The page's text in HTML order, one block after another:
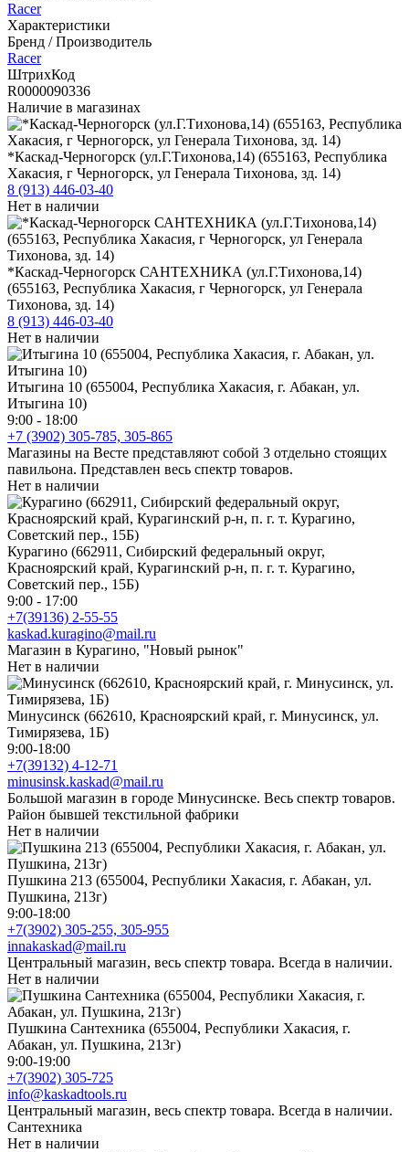
Racer
Характеристики
Бренд / Производитель
Racer
ШтрихКод
R0000090336
Наличие в магазинах
*Каскад-Черногорск (ул.Г.Тихонова,14) (655163, Республика
Хакасия, г Черногорск, ул Генерала Тихонова, зд. 14)
8 (913) 446-03-40
Нет в наличии
*Каскад-Черногорск САНТЕХНИКА (ул.Г.Тихонова,14)
(655163, Республика Хакасия, г Черногорск, ул Генерала
Тихонова, зд. 14)
8 (913) 446-03-40
Нет в наличии
Итыгина 10 (655004, Республика Хакасия, г. Абакан, ул.
Итыгина 10)
9:00 - 18:00
+7 (3902) 305-785, 305-865
Магазины на Весте представляют собой 3 отдельно стоящих
павильона. Представлен весь спектр товаров.
Нет в наличии
Курагино (662911, Сибирский федеральный округ,
Красноярский край, Курагинский р-н, п. г. т. Курагино,
Советский пер., 15Б)
9:00 - 17:00
+7(39136) 2-55-55
kaskad.kuragino@mail.ru
Магазин в Курагино, "Новый рынок"
Нет в наличии
Минусинск (662610, Красноярский край, г. Минусинск, ул.
Тимирязева, 1Б)
9:00-18:00
+7(39132) 4-12-71
minusinsk.kaskad@mail.ru
Большой магазин в городе Минусинске. Весь спектр товаров.
Район бывшей текстильной фабрики
Нет в наличии
Пушкина 213 (655004, Республики Хакасия, г. Абакан, ул.
Пушкина, 213г)
9:00-18:00
+7(3902) 305-255, 305-955
innakaskad@mail.ru
Центральный магазин, весь спектр товара. Всегда в наличии.
Нет в наличии
Пушкина Сантехника (655004, Республики Хакасия, г.
Абакан, ул. Пушкина, 213г)
9:00-19:00
+7(3902) 305-725
info@kaskadtools.ru
Центральный магазин, весь спектр товара. Всегда в наличии.
Сантехника
Нет в наличии